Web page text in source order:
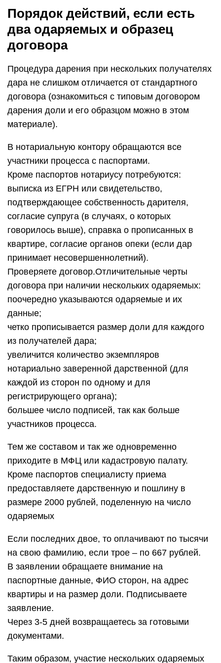
Порядок действий, если есть
два одаряемых и образец
договора
Процедура дарения при нескольких получателях
дара не слишком отличается от стандартного
договора (ознакомиться с типовым договором
дарения доли и его образцом можно в этом
материале).
В нотариальную контору обращаются все
участники процесса с паспортами.
Кроме паспортов нотариусу потребуются:
выписка из ЕГРН или свидетельство,
подтверждающее собственность дарителя,
согласие супруга (в случаях, о которых
говорилось выше), справка о прописанных в
квартире, согласие органов опеки (если дар
принимает несовершеннолетний).
Проверяете договор.Отличительные черты
договора при наличии нескольких одаряемых:
поочередно указываются одаряемые и их
данные;
четко прописывается размер доли для каждого
из получателей дара;
увеличится количество экземпляров
нотариально заверенной дарственной (для
каждой из сторон по одному и для
регистрирующего органа);
большее число подписей, так как больше
участников процесса.
Тем же составом и так же одновременно
приходите в МФЦ или кадастровую палату.
Кроме паспортов специалисту приема
предоставляете дарственную и пошлину в
размере 2000 рублей, поделенную на число
одаряемых
Если последних двое, то оплачивают по тысячи
на свою фамилию, если трое – по 667 рублей.
В заявлении обращаете внимание на
паспортные данные, ФИО сторон, на адрес
квартиры и на размер доли. Подписываете
заявление.
Через 3-5 дней возвращаетесь за готовыми
документами.
Таким образом, участие нескольких одаряемых